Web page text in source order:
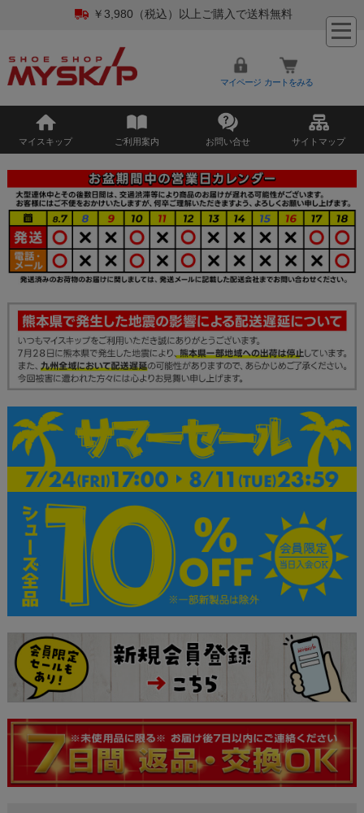
￥3,980（税込）以上ご購入で送料無料
マイページ カートをみる
マイスキップ ご利用案内 お問い合せ サイトマップ